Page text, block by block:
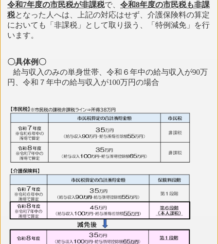
令和7年度の市民税が非課税で、 令和8年度の市民税も非課
税となった人へは、上記の対応はせず、介護保険料の算定
においても「非課税」として取り扱う、「特例減免」を行
います。
〇具体例〇
給与収入のみの単身世帯、令和６年中の給与収入が90万
円、令和７年中の給与収入が100万円の場合